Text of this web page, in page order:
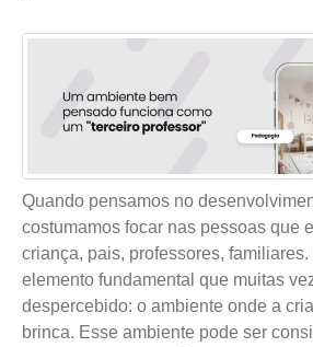
Quando pensamos no
costumamos focar nas pessoas que
criança, pais, professores,
elemento fundamental que muitas
despercebido: o ambiente onde a
brinca. Esse ambiente pode ser